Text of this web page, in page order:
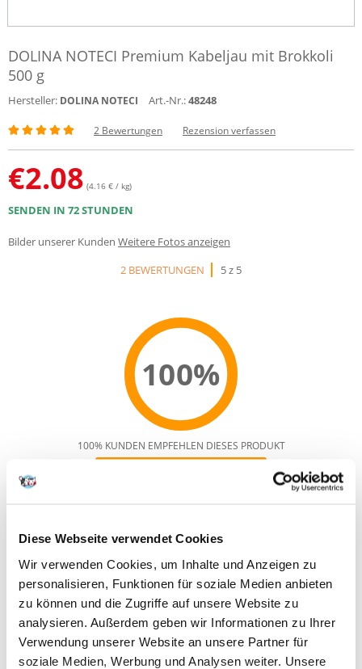
Diese Webseite verwendet Cookies
Wir verwenden Cookies, um Inhalte und Anzeigen zu
personalisieren, Funktionen für soziale Medien anbieten
zu können und die Zugriffe auf unsere Website zu
analysieren. Außerdem geben wir Informationen zu Ihrer
Verwendung unserer Website an unsere Partner für
soziale Medien, Werbung und Analysen weiter. Unsere
DOLINA NOTECI Premium Kabeljau mit Brokkoli
500 g
Hersteller: DOLINA NOTECI Art.-Nr.:48248
2 Bewertungen Rezension verfassen
€2.08 (4.16 € / kg)
SENDEN IN 72 STUNDEN
Bilder unserer Kunden Weitere Fotos anzeigen
2 BEWERTUNGEN
5 z 5
100%
Recommend
100% KUNDEN EMPFEHLEN DIESES PRODUKT
Alleinfuttermittel für ausgewachsene Hunde aller Rassen. Es ist reich an
B-Vitaminen, Vitamin D, Vitamin E, es enthält auch die Mineralien Zink,
Selen, Kupfer, Eisen, Kalium und n-6-Fettsäuren, dank denen die
Immunität und das Aussehen der Haut verbessert werden und die Das
Fell des Haustieres wird glänzend sein.
Zusammensetzung:
Rindfleisch 30% (Lunge, Herz, Muskelmagen, Fleisch, Euter), Kabeljau